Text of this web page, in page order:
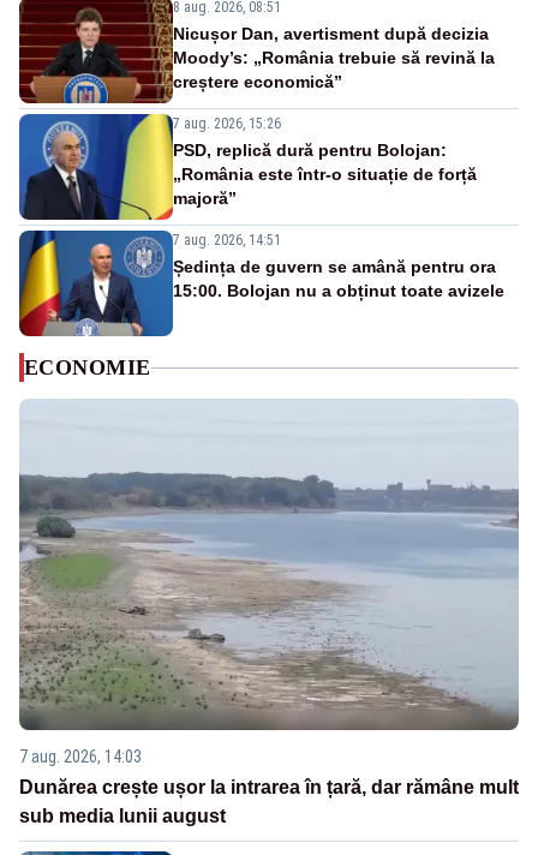
8 aug. 2026, 08:51
Nicușor Dan, avertisment după decizia
Moody’s: „România trebuie să revină la
creștere economică”
7 aug. 2026, 15:26
PSD, replică dură pentru Bolojan:
„România este într-o situație de forță
majoră”
7 aug. 2026, 14:51
Ședința de guvern se amână pentru ora
15:00. Bolojan nu a obținut toate avizele
ECONOMIE
7 aug. 2026, 14:03
Dunărea crește ușor la intrarea în țară, dar rămâne mult
sub media lunii august